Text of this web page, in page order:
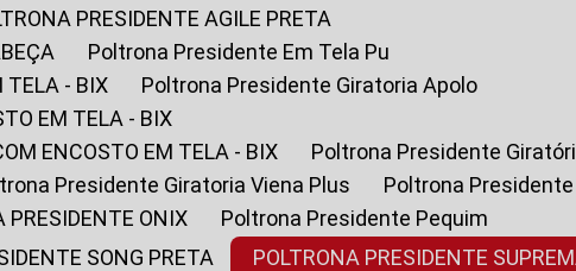
PRESIDENTE AGILE PRETA
Poltrona Presidente Em Tela Pu
TELA - BIX
Poltrona Presidente Giratoria Apolo
EM TELA - BIX
ENCOSTO EM TELA - BIX
Poltrona Presidente
Presidente Giratoria Viena Plus
Poltrona
PRESIDENTE ONIX
Poltrona Presidente Pequim
SONG PRETA POLTRONA PRESIDENTE